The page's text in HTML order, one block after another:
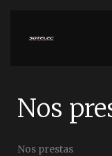
Nos
Nos prestas